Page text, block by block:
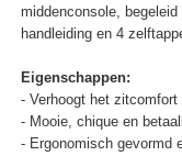
middenconsole,
handleiding en 4
Eigenschappen:
- Verhoogt het
- Mooie, chique en
- Ergonomisch gevormd